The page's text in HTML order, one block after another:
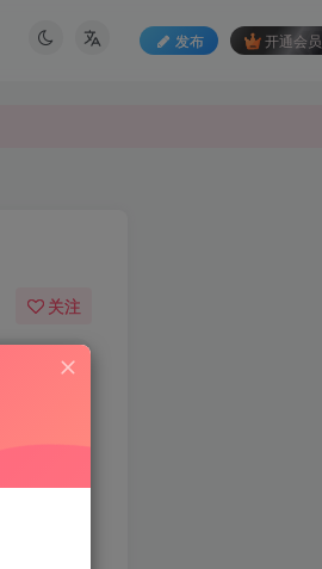
发布 开通会员
关注
或许会